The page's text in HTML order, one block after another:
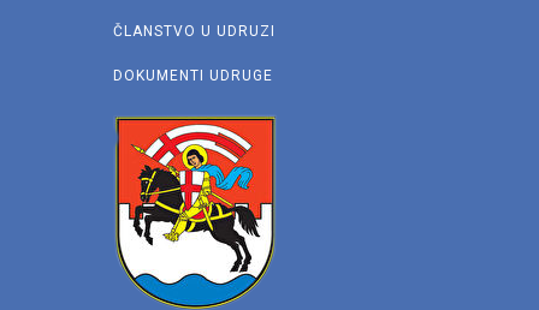
ČLANSTVO U UDRUZI
DOKUMENTI UDRUGE